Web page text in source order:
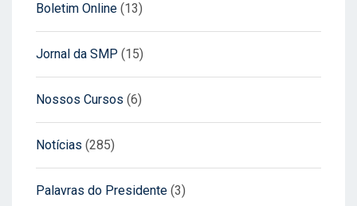
Boletim Online (13)
Jornal da SMP (15)
Nossos Cursos (6)
Notícias (285)
Palavras do Presidente (3)